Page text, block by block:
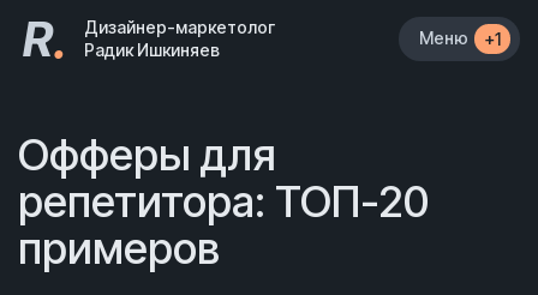
R.
Дизайнер-маркетолог
Радик Ишкиняев
Меню +1
Офферы для
репетитора: ТОП-20
примеров